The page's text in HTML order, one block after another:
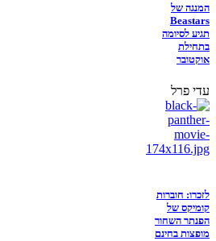
המנגה של
Beastars
תגיע לסיומה
בתחילת
אוקטובר
עדי פרל
לזכרו: חוברות
קומיקס של
הפנתר השחור
מופצות בחינם